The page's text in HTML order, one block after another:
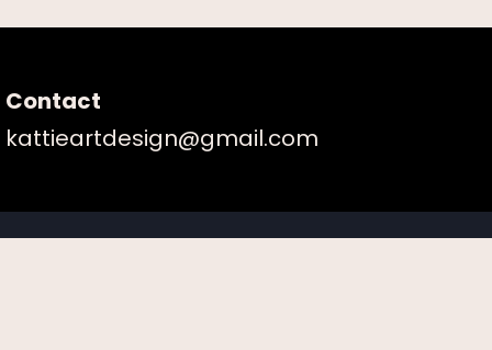
Contact
kattieartdesign@gmail.com